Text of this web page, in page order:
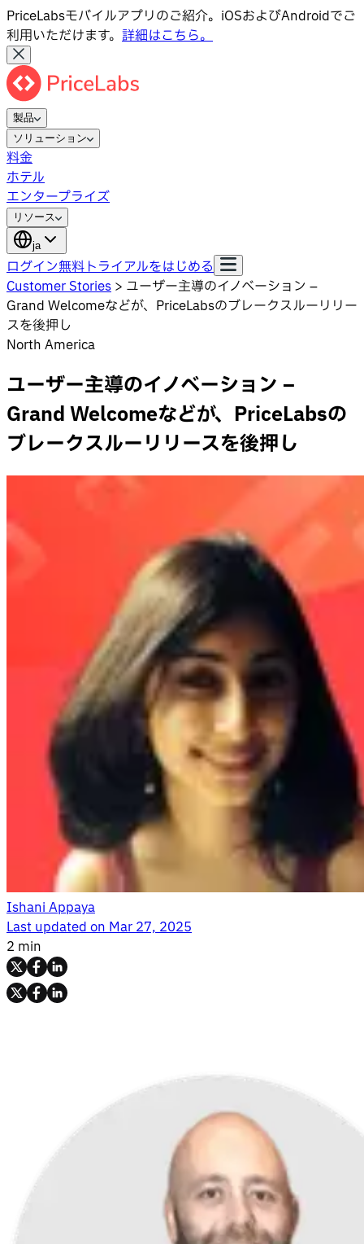
PriceLabsモバイルアプリのご紹介。iOSおよびAndroidでご
利用いただけます。 詳細はこちら。
製品
ソリューション
料金
ホテル
エンタープライズ
リソース
ja
ログイン無料トライアルをはじめる
Customer Stories > ユーザー主導のイノベーション –
Grand Welcomeなどが、PriceLabsのブレークスルーリリー
スを後押し
North America
ユーザー主導のイノベーション –
Grand Welcomeなどが、PriceLabsの
ブレークスルーリリースを後押し
Ishani Appaya
Last updated onMar 27, 2025
2 min